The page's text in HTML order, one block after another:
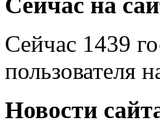
Сейчас 1439
пользователя
Новости